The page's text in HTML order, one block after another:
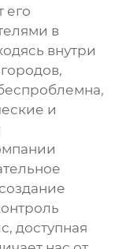
его
в
внутри
и
доступная